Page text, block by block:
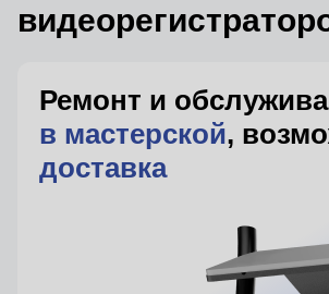
Ремонт и
в мастерской,
доставка